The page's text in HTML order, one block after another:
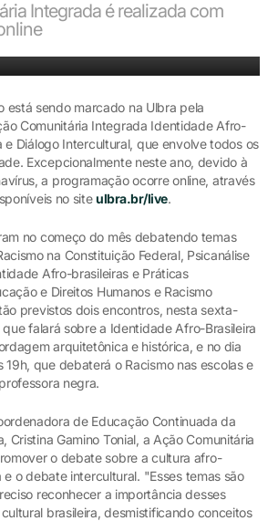
Integrada é realizada com
está sendo marcado na Ulbra pela
Comunitária Integrada Identidade Afro-
e Diálogo Intercultural, que envolve todos os
Excepcionalmente neste ano, devido à
a programação ocorre online, através
no siteulbra.br/live.
no começo do mês debatendo temas
na Constituição Federal, Psicanálise
Afro-brasileiras e Práticas
e Direitos Humanos e Racismo
previstos dois encontros, nesta sexta-
falará sobre a Identidade Afro-Brasileira
arquitetônica e histórica, e no dia
que debaterá o Racismo nas escolas e
negra.
de Educação Continuada da
Cristina Gamino Tonial, a Ação Comunitária
o debate sobre a cultura afro-
e o debate intercultural. "Esses temas são
reconhecer a importância desses
brasileira, desmistificando conceitos